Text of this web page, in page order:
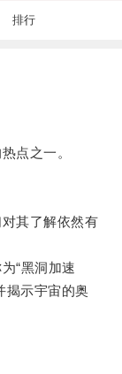
排行
点之一。
其了解依然有
“黑洞加速
揭示宇宙的奥